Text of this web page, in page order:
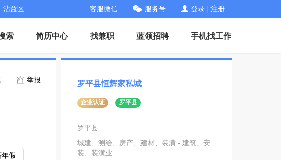
沾益区 客服微信 服务号 登录 注册
索 简历中心 找兼职 蓝领招聘 手机找工作
举报
假
罗平县恒辉家私城
企业认证 罗平县
罗平县
城建、测绘、房产、建材、装潢 - 建筑、安
装、装潢业